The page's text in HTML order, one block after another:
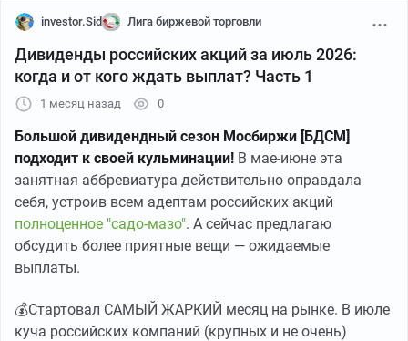
investor.Sid Лига биржевой торговли
Дивиденды российских акций за июль 2026:
когда и от кого ждать выплат? Часть 1
1 месяц назад 0
Большой дивидендный сезон Мосбиржи [БДCM]
подходит к своей кульминации! В мае-июне эта
занятная аббревиатура действительно оправдала
себя, устроив всем адептам российских акций
полноценное "садо-мазо". А сейчас предлагаю
обсудить более приятные вещи — ожидаемые
выплаты.
💰Стартовал САМЫЙ ЖАРКИЙ месяц на рынке. В июле
куча российских компаний (крупных и не очень)